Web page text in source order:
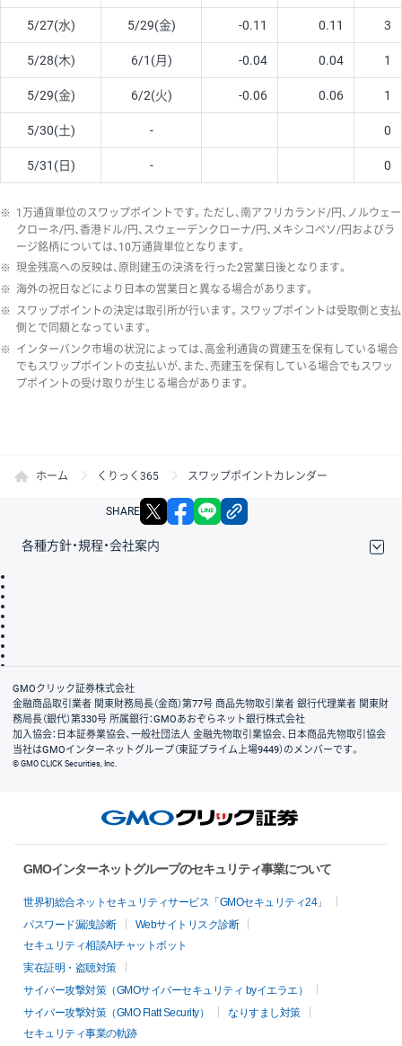
5/27(水) 5/29(金) -0.11 0.11 3
5/28(木) 6/1(月) -0.04 0.04 1
5/29(金) 6/2(火) -0.06 0.06 1
5/30(土) - 0
5/31(日) - 0
※ 1万通貨単位のスワップポイントです。ただし、南アフリカランド/円、ノルウェー
クローネ/円、香港ドル/円、スウェーデンクローナ/円、メキシコペソ/円およびラ
ージ銘柄については、10万通貨単位となります。
※ 現金残高への反映は、原則建玉の決済を行った2営業日後となります。
※ 海外の祝日などにより日本の営業日と異なる場合があります。
※ スワップポイントの決定は取引所が行います。スワップポイントは受取側と支払
側とで同額となっています。
※ インターバンク市場の状況によっては、高金利通貨の買建玉を保有している場合
でもスワップポイントの支払いが、また、売建玉を保有している場合でもスワッ
プポイントの受け取りが生じる場合があります。
ホーム くりっく365 スワップポイントカレンダー
SHARE X facebook
各種方針・規程・会社案内
会社案内
GMOクリック証券株式会社
金融商品取引業者 関東財務局長（金商）第77号 商品先物取引業者 銀行代理業者 関東財
務局長（銀代）第330号 所属銀行：GMOあおぞらネット銀行株式会社
加入協会：日本証券業協会、一般社団法人 金融先物取引業協会、日本商品先物取引協会
当社はGMOインターネットグループ（東証プライム上場9449）のメンバーです。
© GMO CLICK Securities, Inc.
GMOインターネットグループのセキュリティ事業について
世界初総合ネットセキュリティサービス「GMOセキュリティ24」
パスワード漏洩診断
Webサイトリスク診断
セキュリティ相談AIチャットボット
実在証明・盗聴対策
サイバー攻撃対策（GMOサイバーセキュリティ byイエラエ）
サイバー攻撃対策（GMO Flatt Security）
なりすまし対策
セキュリティ事業の軌跡